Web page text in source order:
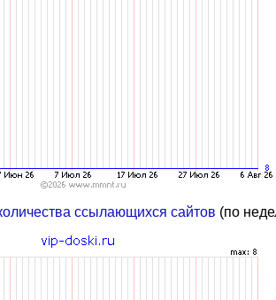
ссылающихся сайтов (по